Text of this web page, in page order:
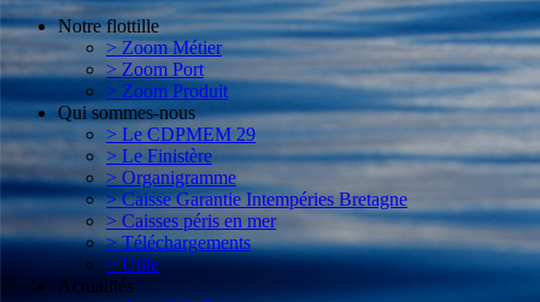
Notre flottille
> Zoom Métier
> Zoom Port
> Zoom Produit
Qui sommes-nous
> Le CDPMEM 29
> Le Finistère
> Organigramme
> Caisse Garantie Intempéries Bretagne
> Caisses péris en mer
> Téléchargements
> Utile
Actualités